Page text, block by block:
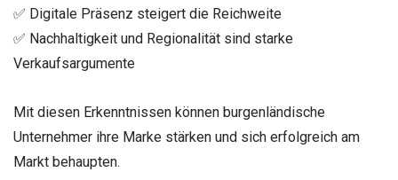
✅ Digitale Präsenz steigert die Reichweite
✅ Nachhaltigkeit und Regionalität sind starke
Verkaufsargumente
Mit diesen Erkenntnissen können burgenländische
Unternehmer ihre Marke stärken und sich erfolgreich am
Markt behaupten.